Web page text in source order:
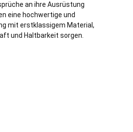
an ihre Ausrüstung
eine hochwertige und
mit erstklassigem Material,
und Haltbarkeit sorgen.